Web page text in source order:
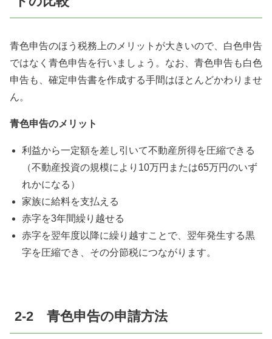
青色申告のほう税務上のメリットが大きいので、白色申告
ではなく青色申告を行いましょう。なお、青色申告も白色
申告も、確定申告書を作成する手間はほとんどかわりませ
ん。
青色申告のメリット
利益から一定額を差し引いて不動産所得を圧縮できる
（不動産投資の規模により10万円または65万円のいず
れかになる）
家族に給料を支払える
赤字を3年間繰り越せる
赤字を翌年度以降に繰り越すことで、翌年発生する黒
字を圧縮でき、その分節税につながります。
2-2 青色申告の申請方法